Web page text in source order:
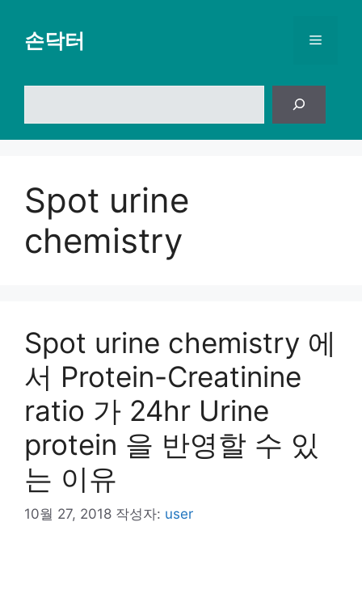
손닥터 메
뉴
Spot urine
chemistry
Spot urine chemistry 에
서 Protein-Creatinine
ratio 가 24hr Urine
protein 을 반영할 수 있
는 이유
10월 27, 2018 작성자: user